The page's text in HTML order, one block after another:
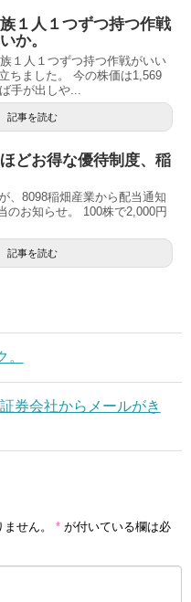
１人１つずつ持つ作戦
か。
１人１つずつ持つ作戦がいい
ちました。 今の株価は1,569
手が出しや...
記事を読む
どお得な優待制度、稲
、8098稲畑産業から配当通知
のお知らせ。 100株で2,000円
記事を読む
券会社からメールがき
せん。 * が付いている欄は必